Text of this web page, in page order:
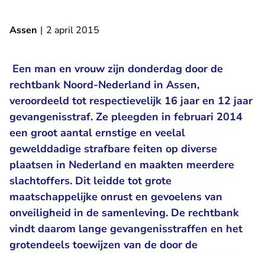
Assen | 2 april 2015
Een man en vrouw zijn donderdag door de
rechtbank Noord-Nederland in Assen,
veroordeeld tot respectievelijk 16 jaar en 12 jaar
gevangenisstraf. Ze pleegden in februari 2014
een groot aantal ernstige en veelal
gewelddadige strafbare feiten op diverse
plaatsen in Nederland en maakten meerdere
slachtoffers. Dit leidde tot grote
maatschappelijke onrust en gevoelens van
onveiligheid in de samenleving. De rechtbank
vindt daarom lange gevangenisstraffen en het
grotendeels toewijzen van de door de